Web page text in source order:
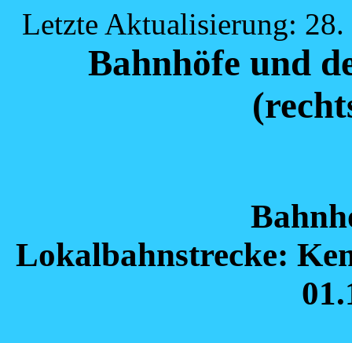
Letzte Aktualisierung:
Bahnhöfe und
Lokalbahnstrecke: